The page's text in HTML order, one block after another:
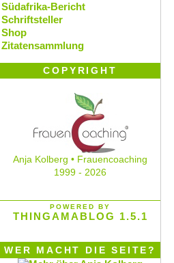
Südafrika-Bericht
Schriftsteller
Shop
Zitatensammlung
COPYRIGHT
Anja Kolberg • Frauencoaching
1999 - 2026
POWERED BY
THINGAMABLOG 1.5.1
WER MACHT DIE SEITE?